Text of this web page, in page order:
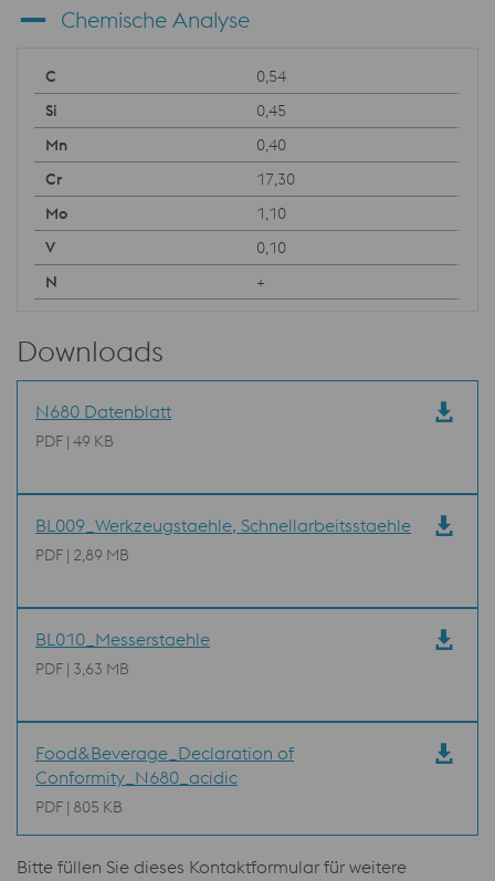
Chemische Analyse
0,54
0,45
0,40
17,30
1,10
0,10
+
Downloads
N680 Datenblatt
PDF | 49 KB
BL009_Werkzeugstaehle, Schnellarbeitsstaehle
PDF | 2,89 MB
BL010_Messerstaehle
PDF | 3,63 MB
Food&Beverage_Declaration of
Conformity_N680_acidic
PDF | 805 KB
Bitte füllen Sie dieses Kontaktformular für weitere